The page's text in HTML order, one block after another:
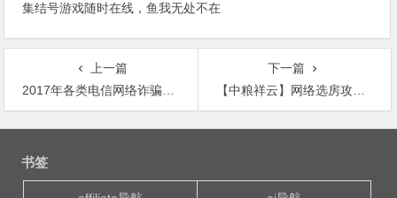
集结号游戏随时在线，鱼我无处不在
上一篇
2017年各类电信网络诈骗防范攻略总结！你自己用不到也可以转给家人朋友
下一篇
【中粮祥云】网络选房攻略，点击领取！
文
书签